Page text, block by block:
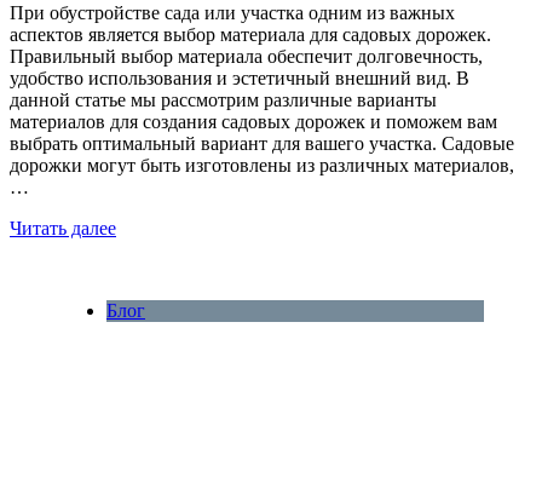
При обустройстве сада или участка одним из важных
аспектов является выбор материала для садовых дорожек.
Правильный выбор материала обеспечит долговечность,
удобство использования и эстетичный внешний вид. В
данной статье мы рассмотрим различные варианты
материалов для создания садовых дорожек и поможем вам
выбрать оптимальный вариант для вашего участка. Садовые
дорожки могут быть изготовлены из различных материалов,
…
Читать далее
Блог